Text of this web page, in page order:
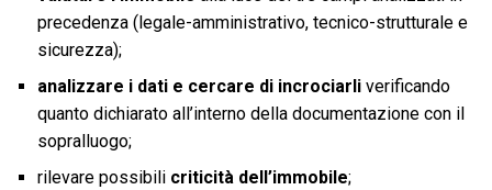
precedenza (legale-amministrativo, tecnico-strutturale e
sicurezza);
analizzare i dati e cercare di incrociarliverificando
quanto dichiarato all’interno della documentazione con il
sopralluogo;
rilevare possibili criticità dell’immobile;